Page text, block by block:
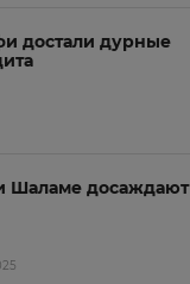
достали дурные
Шаламе досаждают